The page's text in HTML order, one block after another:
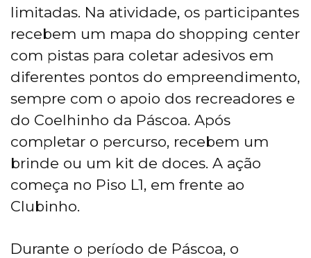
limitadas. Na atividade, os participantes
recebem um mapa do shopping center
com pistas para coletar adesivos em
diferentes pontos do empreendimento,
sempre com o apoio dos recreadores e
do Coelhinho da Páscoa. Após
completar o percurso, recebem um
brinde ou um kit de doces. A ação
começa no Piso L1, em frente ao
Clubinho.
Durante o período de Páscoa, o